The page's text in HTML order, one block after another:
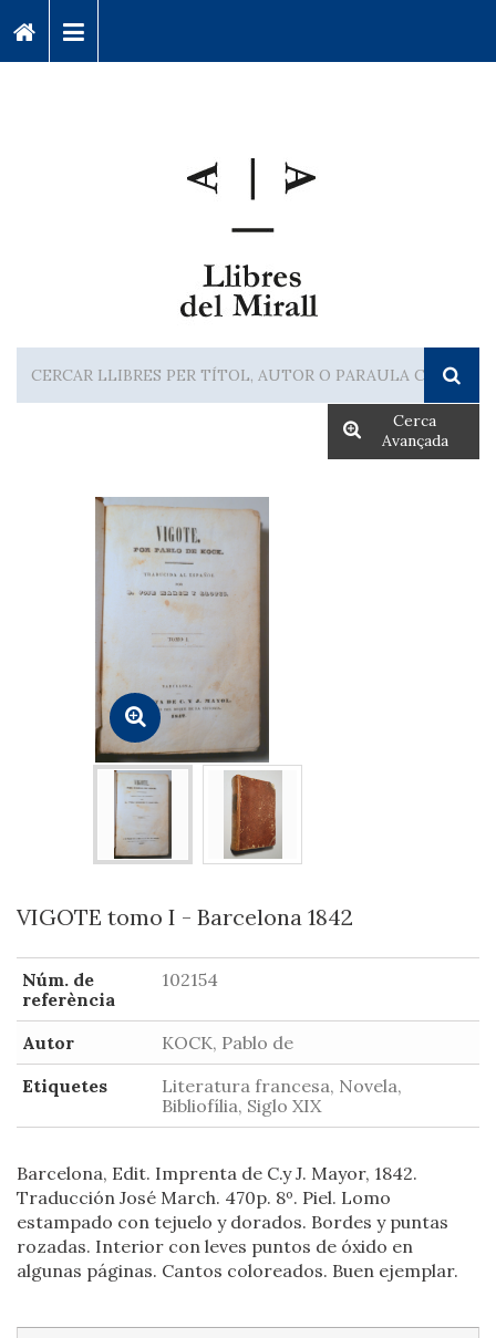
Cerca
Avançada
VIGOTE tomo I - Barcelona 1842
Núm. de
referència
102154
Autor
KOCK, Pablo de
Etiquetes
Literatura francesa, Novela,
Bibliofília, Siglo XIX
Barcelona, Edit. Imprenta de C.y J. Mayor, 1842.
Traducción José March. 470p. 8º. Piel. Lomo
estampado con tejuelo y dorados. Bordes y puntas
rozadas. Interior con leves puntos de óxido en
algunas páginas. Cantos coloreados. Buen ejemplar.